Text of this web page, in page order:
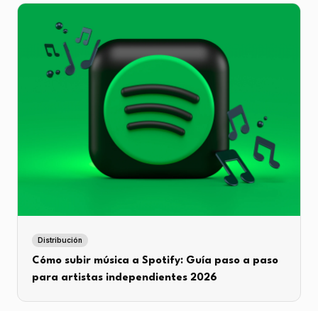
Distribución
Cómo subir música a Spotify: Guía paso a paso
para artistas independientes 2026